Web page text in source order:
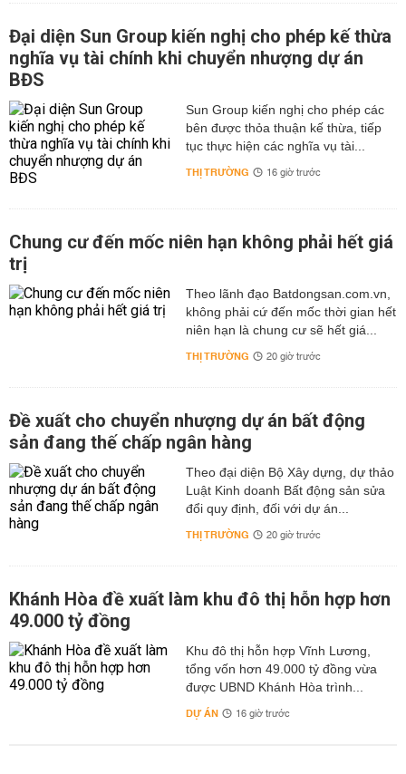
Đại diện Sun Group kiến nghị cho phép kế thừa
nghĩa vụ tài chính khi chuyển nhượng dự án
BĐS
Sun Group kiến nghị cho phép các
bên được thỏa thuận kế thừa, tiếp
tục thực hiện các nghĩa vụ tài...
THỊ TRƯỜNG 16 giờ trước
Chung cư đến mốc niên hạn không phải hết giá
trị
Theo lãnh đạo Batdongsan.com.vn,
không phải cứ đến mốc thời gian hết
niên hạn là chung cư sẽ hết giá...
THỊ TRƯỜNG 20 giờ trước
Đề xuất cho chuyển nhượng dự án bất động
sản đang thế chấp ngân hàng
Theo đại diện Bộ Xây dựng, dự thảo
Luật Kinh doanh Bất động sản sửa
đổi quy định, đối với dự án...
THỊ TRƯỜNG 20 giờ trước
Khánh Hòa đề xuất làm khu đô thị hỗn hợp hơn
49.000 tỷ đồng
Khu đô thị hỗn hợp Vĩnh Lương,
tổng vốn hơn 49.000 tỷ đồng vừa
được UBND Khánh Hòa trình...
DỰ ÁN 16 giờ trước